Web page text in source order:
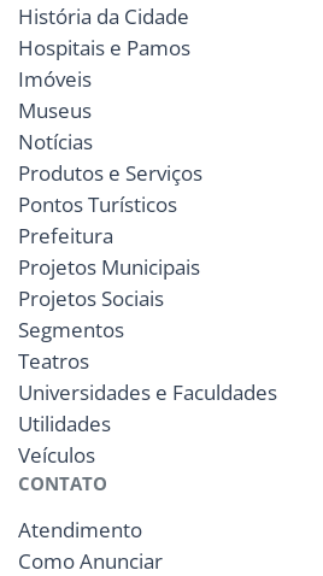
História da Cidade
Hospitais e Pamos
Imóveis
Museus
Notícias
Produtos e Serviços
Pontos Turísticos
Prefeitura
Projetos Municipais
Projetos Sociais
Segmentos
Teatros
Universidades e Faculdades
Utilidades
Veículos
CONTATO
Atendimento
Como Anunciar